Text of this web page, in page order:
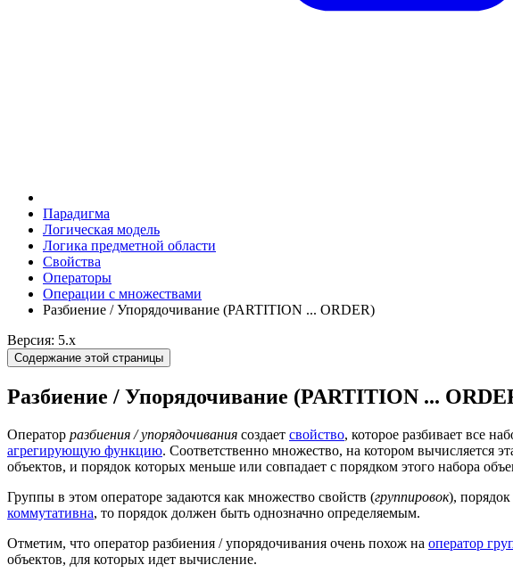
Парадигма
Логическая модель
Логика предметной области
Свойства
Операторы
Операции с множествами
Разбиение / Упорядочивание (PARTITION ... ORDER)
Версия: 5.x
Содержание этой страницы
Разбиение / Упорядочивание (PARTITION ...
Оператор разбиения / упорядочивания создает свойство, которое разбивает все
агрегирующую функцию. Соответственно множество, на котором вычисляется
объектов, и порядок которых меньше или совпадает с порядком этого набора
Группы в этом операторе задаются как множество свойств (группировок),
коммутативна, то порядок должен быть однозначно определяемым.
Отметим, что оператор разбиения / упорядочивания очень похож на оператор
объектов, для которых идет вычисление.